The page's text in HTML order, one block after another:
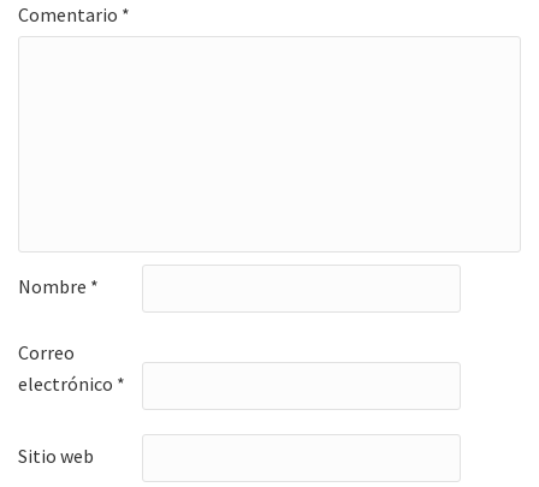
Comentario *
Nombre *
Correo
electrónico *
Sitio web